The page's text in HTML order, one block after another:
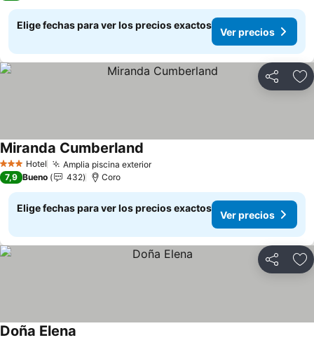
Elige fechas para ver los precios exactos
Ver precios
Compartir
3 Estrellas
Hotel Amplia piscina exteriorVer precios
Miranda Cumberland
7,9 Bueno 432 Coro
Elige fechas para ver los precios exactos
Ver precios
Compartir
Doña Elena